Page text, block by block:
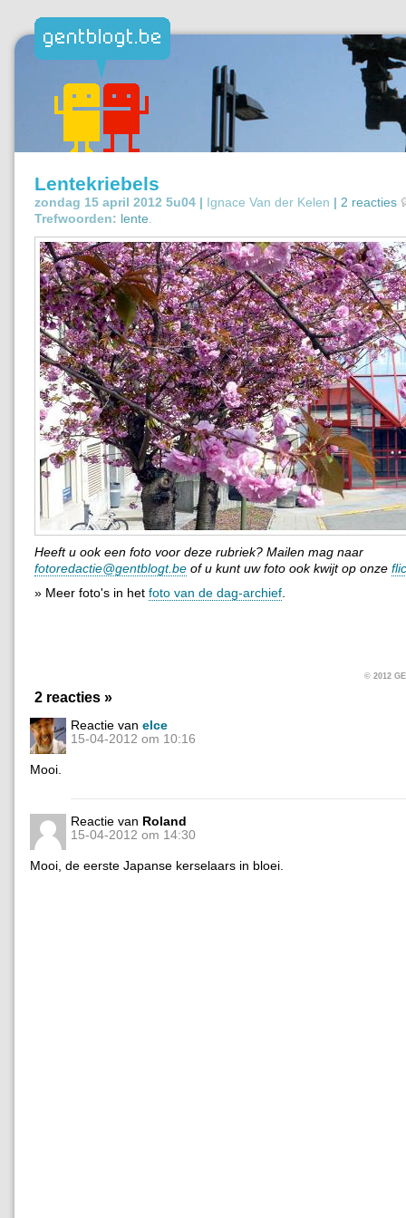
Lentekriebels
zondag 15 april 2012 5u04 | Ignace Van der Kelen | 2 reacties
Trefwoorden: lente
Heeft u ook een foto voor deze rubriek? Mailen mag naar
fotoredactie@gentblogt.be of u kunt uw foto ook kwijt op onze
» Meer foto's in het foto van de dag-archief
© 2012
2 reacties »
Reactie van elce
15-04-2012 om 10:16
Mooi.
Reactie van Roland
15-04-2012 om 14:30
Mooi, de eerste Japanse kerselaars in bloei.